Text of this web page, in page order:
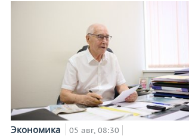
Экономика 05 авг, 08:30